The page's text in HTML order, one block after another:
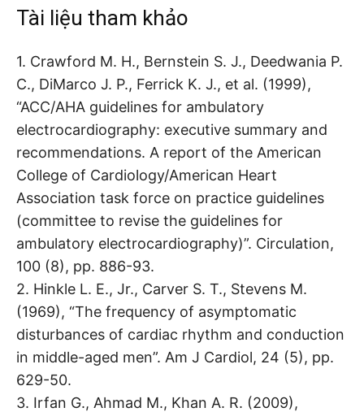
Tài liệu tham khảo
1. Crawford M. H., Bernstein S. J., Deedwania P.
C., DiMarco J. P., Ferrick K. J., et al. (1999),
“ACC/AHA guidelines for ambulatory
electrocardiography: executive summary and
recommendations. A report of the American
College of Cardiology/American Heart
Association task force on practice guidelines
(committee to revise the guidelines for
ambulatory electrocardiography)”. Circulation,
100 (8), pp. 886-93.
2. Hinkle L. E., Jr., Carver S. T., Stevens M.
(1969), “The frequency of asymptomatic
disturbances of cardiac rhythm and conduction
in middle-aged men”. Am J Cardiol, 24 (5), pp.
629-50.
3. Irfan G., Ahmad M., Khan A. R. (2009),